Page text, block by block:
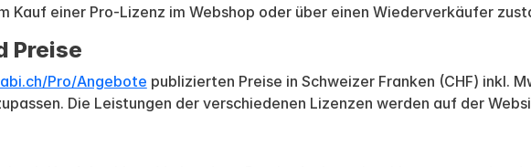
Kauf einer Pro-Lizenz im Webshop oder über einen Wiederverkäufer
Preise
Pro/Angebote publizierten Preise in Schweizer Franken (CHF) inkl.
Die Leistungen der verschiedenen Lizenzen werden auf der